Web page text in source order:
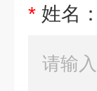
* 姓名：